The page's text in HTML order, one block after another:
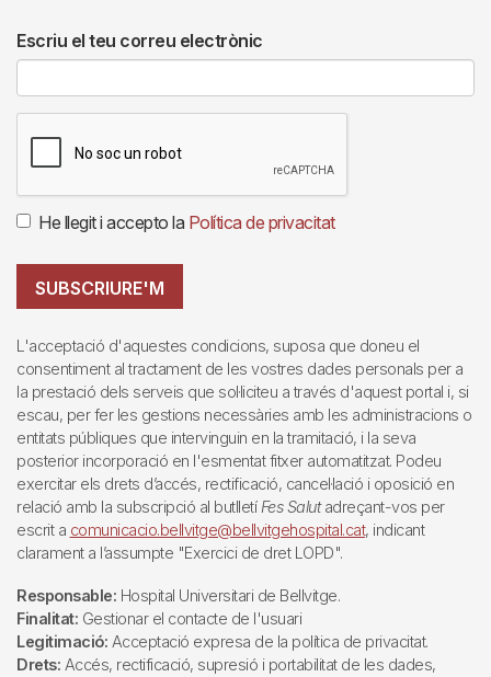
Escriu el teu correu electrònic
He llegit i accepto la Política de privacitat
SUBSCRIURE'M
L'acceptació d'aquestes condicions, suposa que doneu el
consentiment al tractament de les vostres dades personals per a
la prestació dels serveis que sol·liciteu a través d'aquest portal i, si
escau, per fer les gestions necessàries amb les administracions o
entitats públiques que intervinguin en la tramitació, i la seva
posterior incorporació en l'esmentat fitxer automatitzat. Podeu
exercitar els drets d’accés, rectificació, cancel·lació i oposició en
relació amb la subscripció al butlletí Fes Salutadreçant-vos per
escrit a comunicacio.bellvitge@bellvitgehospital.cat, indicant
clarament a l’assumpte "Exercici de dret LOPD".
Responsable: Hospital Universitari de Bellvitge.
Finalitat: Gestionar el contacte de l'usuari
Legitimació: Acceptació expresa de la política de privacitat.
Drets: Accés, rectificació, supresió i portabilitat de les dades,